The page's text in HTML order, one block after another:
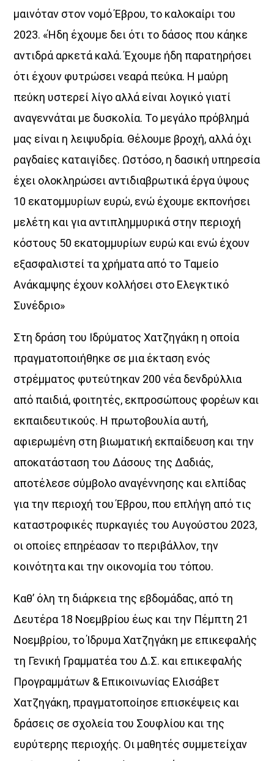
μαινόταν στον νομό Έβρου, το καλοκαίρι του
2023. «Ήδη έχουμε δει ότι το δάσος που κάηκε
αντιδρά αρκετά καλά. Έχουμε ήδη παρατηρήσει
ότι έχουν φυτρώσει νεαρά πεύκα. Η μαύρη
πεύκη υστερεί λίγο αλλά είναι λογικό γιατί
αναγεννάται με δυσκολία. Το μεγάλο πρόβλημά
μας είναι η λειψυδρία. Θέλουμε βροχή, αλλά όχι
ραγδαίες καταιγίδες. Ωστόσο, η δασική υπηρεσία
έχει ολοκληρώσει αντιδιαβρωτικά έργα ύψους
10 εκατομμυρίων ευρώ, ενώ έχουμε εκπονήσει
μελέτη και για αντιπλημμυρικά στην περιοχή
κόστους 50 εκατομμυρίων ευρώ και ενώ έχουν
εξασφαλιστεί τα χρήματα από το Ταμείο
Ανάκαμψης έχουν κολλήσει στο Ελεγκτικό
Συνέδριο»
Στη δράση του Ιδρύματος Χατζηγάκη η οποία
πραγματοποιήθηκε σε μια έκταση ενός
στρέμματος φυτεύτηκαν 200 νέα δενδρύλλια
από παιδιά, φοιτητές, εκπροσώπους φορέων και
εκπαιδευτικούς. Η πρωτοβουλία αυτή,
αφιερωμένη στη βιωματική εκπαίδευση και την
αποκατάσταση του Δάσους της Δαδιάς,
αποτέλεσε σύμβολο αναγέννησης και ελπίδας
για την περιοχή του Έβρου, που επλήγη από τις
καταστροφικές πυρκαγιές του Αυγούστου 2023,
οι οποίες επηρέασαν το περιβάλλον, την
κοινότητα και την οικονομία του τόπου.
Καθ’ όλη τη διάρκεια της εβδομάδας, από τη
Δευτέρα 18 Νοεμβρίου έως και την Πέμπτη 21
Νοεμβρίου, το Ίδρυμα Χατζηγάκη με επικεφαλής
τη Γενική Γραμματέα του Δ.Σ. και επικεφαλής
Προγραμμάτων & Επικοινωνίας Ελισάβετ
Χατζηγάκη, πραγματοποίησε επισκέψεις και
δράσεις σε σχολεία του Σουφλίου και της
ευρύτερης περιοχής. Οι μαθητές συμμετείχαν